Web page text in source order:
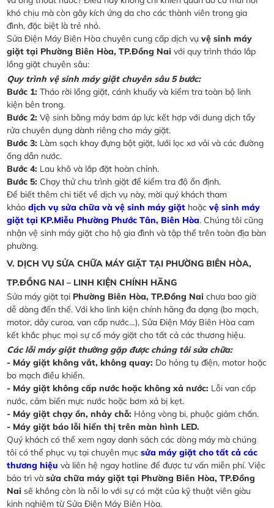
khó chịu mà còn gây kích ứng da cho các thành viên trong gia
đình, đặc biệt là trẻ nhỏ.
Sửa Điện Máy Biên Hòa chuyên cung cấp dịch vụvệ sinh máy
giặt tại Phường Biên Hòa, TP.Đồng Nai với quy trình tháo lắp
lồng giặt chuyên sâu:
Quy trình vệ sinh máy giặt chuyên sâu 5 bước:
Bước 1: Tháo rời lồng giặt, cánh khuấy và kiểm tra toàn bộ linh
kiện bên trong.
Bước 2: Vệ sinh bằng máy bơm áp lực kết hợp với dung dịch tẩy
rửa chuyên dụng dành riêng cho máy giặt.
Bước 3: Làm sạch khay đựng bột giặt, lưới lọc xơ vải và các đường
ống dẫn nước.
Bước 4: Lau khô và lắp đặt hoàn chỉnh.
Bước 5: Chạy thử chu trình giặt để kiểm tra độ ổn định.
Để biết thêm chi tiết về dịch vụ này, mời quý khách tham
khảodịch vụ sửa chữa và vệ sinh máy giặt hoặcvệ sinh máy
giặt tại KP.Miễu Phường Phước Tân, Biên Hòa. Chúng tôi cũng
nhận vệ sinh máy giặt cho hộ gia đình và tập thể trên toàn địa bàn
phường.
V. DỊCH VỤ SỬA CHỮA MÁY GIẶT TẠI PHƯỜNG BIÊN HÒA,
TP.ĐỒNG NAI – LINH KIỆN CHÍNH HÃNG
Sửa máy giặt tại Phường Biên Hòa, TP.Đồng Nai chưa bao giờ
dễ dàng đến thế. Với kho linh kiện chính hãng đa dạng (bo mạch,
motor, dây curoa, van cấp nước…), Sửa Điện Máy Biên Hòa cam
kết khắc phục mọi sự cố máy giặt cho tất cả các thương hiệu.
Các lỗi máy giặt thường gặp được chúng tôi sửa chữa:
- Máy giặt không vắt, không quay: Do hỏng tụ điện, motor hoặc
bo mạch điều khiển.
- Máy giặt không cấp nước hoặc không xả nước: Lỗi van cấp
nước, cảm biến mực nước hoặc bơm xả bị kẹt.
- Máy giặt chạy ồn, nhảy chỗ: Hỏng vòng bi, phuộc giảm chấn.
- Máy giặt báo lỗi hiển thị trên màn hình LED.
Quý khách có thể xem ngay danh sách các dòng máy mà chúng
tôi có thể phục vụ tại chuyên mụcsửa máy giặt cho tất cả các
thương hiệu và liên hệ ngay hotline để được tư vấn miễn phí. Việc
bảo trì vàsửa chữa máy giặt tại Phường Biên Hòa, TP.Đồng
Nai sẽ không còn là nỗi lo với sự có mặt của kỹ thuật viên giàu
kinh nghiệm từ Sửa Điện Máy Biên Hòa.